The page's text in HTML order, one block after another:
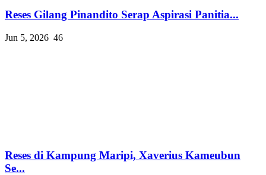
Reses Gilang Pinandito Serap Aspirasi Panitia...
Jun 5, 2026 46
Reses di Kampung Maripi, Xaverius Kameubun
Se...